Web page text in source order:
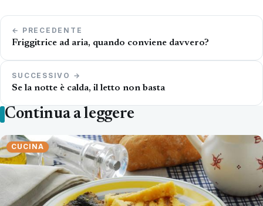
Navigazione
articoli
← PRECEDENTE
Friggitrice ad aria, quando conviene davvero?
SUCCESSIVO →
Se la notte è calda, il letto non basta
Continua a leggere
CUCINA